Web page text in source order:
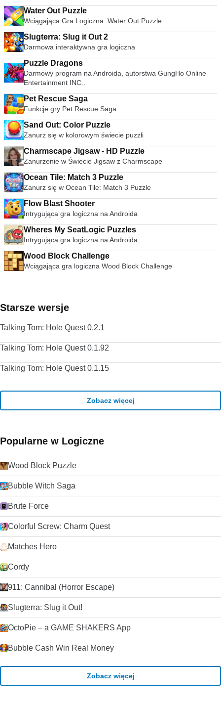
Water Out Puzzle
Wciągająca Gra Logiczna: Water Out Puzzle
Slugterra: Slug it Out 2
Darmowa interaktywna gra logiczna
Puzzle Dragons
Darmowy program na Androida, autorstwa GungHo Online
Entertainment INC..
Pet Rescue Saga
Funkcje gry Pet Rescue Saga
Sand Out: Color Puzzle
Zanurz się w kolorowym świecie puzzli
Charmscape Jigsaw - HD Puzzle
Zanurzenie w Świecie Jigsaw z Charmscape
Ocean Tile: Match 3 Puzzle
Zanurz się w Ocean Tile: Match 3 Puzzle
Flow Blast Shooter
Intrygująca gra logiczna na Androida
Wheres My SeatLogic Puzzles
Intrygująca gra logiczna na Androida
Wood Block Challenge
Wciągająca gra logiczna Wood Block Challenge
Starsze wersje
Talking Tom: Hole Quest 0.2.1
Talking Tom: Hole Quest 0.1.92
Talking Tom: Hole Quest 0.1.15
Zobacz więcej
Popularne w Logiczne
Wood Block Puzzle
Bubble Witch Saga
Brute Force
Colorful Screw: Charm Quest
Matches Hero
Cordy
911: Cannibal (Horror Escape)
Slugterra: Slug it Out!
OctoPie – a GAME SHAKERS App
Bubble Cash Win Real Money
Zobacz więcej